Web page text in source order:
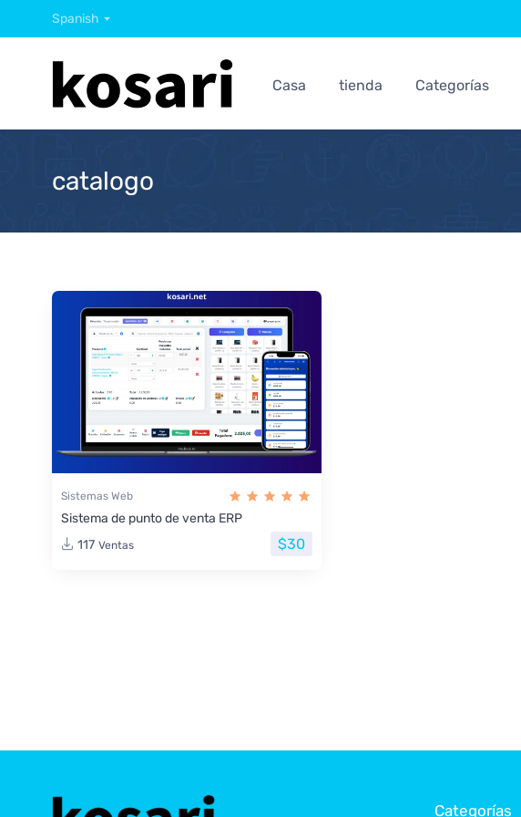
Spanish
Casa tienda Categorías
catalogo
Sistemas Web
Sistema de punto de venta ERP
117 Ventas $30
Categorías